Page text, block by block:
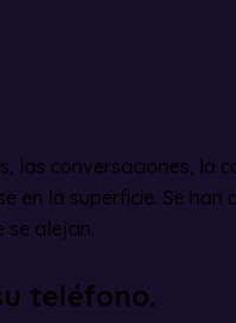
las conversaciones, la
en la superficie. Se han
se alejan.
teléfono.